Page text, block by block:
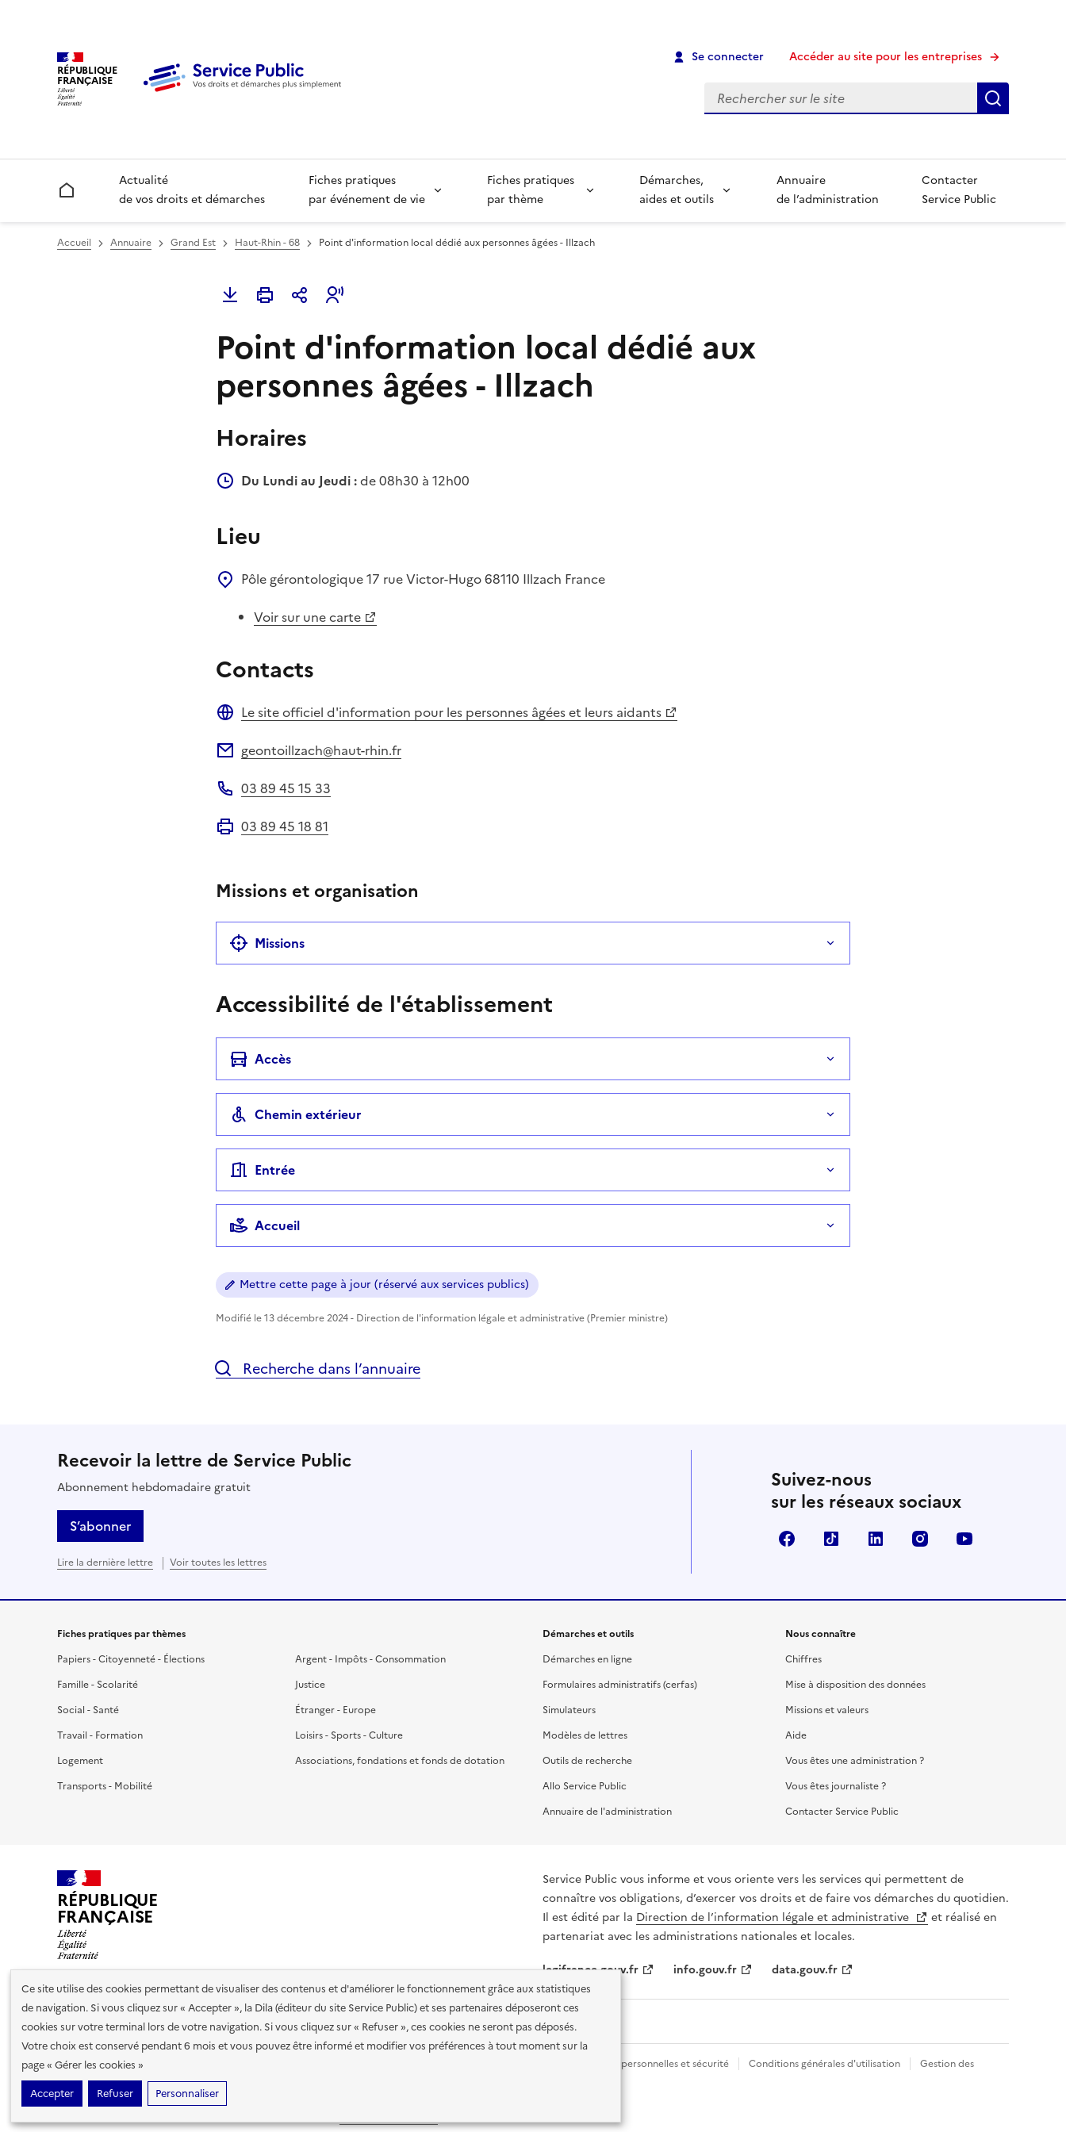
Ce site utilise des cookies permettant de visualiser des contenus et d'améliorer le fonctionnement grâce aux statistiques
de navigation. Si vous cliquez sur « Accepter », la Dila (éditeur du site Service Public) et ses partenaires déposeront ces
cookies sur votre terminal lors de votre navigation. Si vous cliquez sur « Refuser », ces cookies ne seront pas déposés.
Votre choix est conservé pendant 6 mois et vous pouvez être informé et modifier vos préférences à tout moment sur la
page « Gérer les cookies »
Accepter
Refuser Personnaliser
RÉPUBLIQUE
FRANÇAISE
Se connecter Accéder au site pour les entreprises
Recherche
Accueil
Actualité
de vos droits et démarches
Fiches pratiques
par événement de vie
Fiches pratiques
par thème
Démarches,
aides et outils
Annuaire
de l’administration
Contacter
Service Public
Accueil Annuaire Grand Est Haut-Rhin - 68 Point d'information local dédié aux personnes âgées - Illzach
Point d'information local dédié aux
personnes âgées - Illzach
Horaires
Du Lundi au Jeudi :de 08h30 à 12h00
Lieu
Pôle gérontologique17 rue Victor-Hugo68110 Illzach France
Voir sur une carte
Contacts
Le site officiel d'information pour les personnes âgées et leurs aidants
geontoillzach@haut-rhin.fr
03 89 45 15 33
03 89 45 18 81
Missions et organisation
Missions
Accessibilité de l'établissement
Accès
Chemin extérieur
Entrée
Accueil
Mettre cette page à jour (réservé aux services publics)
Modifié le 13 décembre 2024 - Direction de l'information légale et administrative (Premier ministre)
Recherche dans l’annuaire
Recevoir la lettre de Service Public
Abonnement hebdomadaire gratuit
S’abonner
Lire la dernière lettre Voir toutes les lettres
Suivez-nous
sur les réseaux sociaux
FacebookTikTok LinkedIn Instagram
Fiches pratiques par thèmes
Papiers - Citoyenneté - Élections
Famille - Scolarité
Social - Santé
Travail - Formation
Logement
Transports - Mobilité
Argent - Impôts - Consommation
Justice
Étranger - Europe
Loisirs - Sports - Culture
Associations, fondations et fonds de dotation
Démarches et outils
Démarches en ligne
Formulaires administratifs (cerfas)
Simulateurs
Modèles de lettres
Outils de recherche
Allo Service Public
Annuaire de l'administration
Nous connaître
Chiffres
Mise à disposition des données
Missions et valeurs
Aide
Vous êtes une administration ?
Vous êtes journaliste ?
Contacter Service Public
RÉPUBLIQUE
FRANÇAISE
Service Public vous informe et vous oriente vers les services qui permettent de
connaître vos obligations, d’exercer vos droits et de faire vos démarches du quotidien.
Il est édité par la Direction de l’information légale et administrative
et réalisé en
partenariat avec les administrations nationales et locales.
legifrance.gouv.fr
info.gouv.fr data.gouv.fr
Nos partenaires
Plan du site Accessibilité : totalement conforme Données personnelles et sécurité Conditions générales d'utilisation
Gestion des
cookies